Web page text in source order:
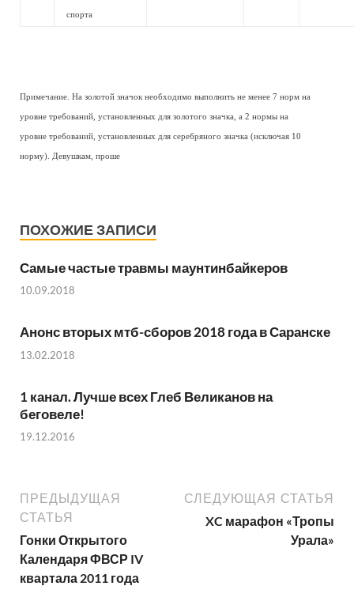
спорта
Примечание. На золотой значок необходимо выполнить не менее 7 норм на
уровне требований, установленных для золотого значка, а 2 нормы на
уровне требований, установленных для серебряного значка (исключая 10
норму). Девушкам, проше
ПОХОЖИЕ ЗАПИСИ
Самые частые травмы маунтинбайкеров
10.09.2018
Анонс вторых мтб-сборов 2018 года в Саранске
13.02.2018
1 канал. Лучше всех Глеб Великанов на
беговеле!
19.12.2016
ПРЕДЫДУЩАЯ
СТАТЬЯ
Гонки Открытого
Календаря ФВСР IV
квартала 2011 года
СЛЕДУЮЩАЯ СТАТЬЯ
XC марафон «Тропы
Урала»